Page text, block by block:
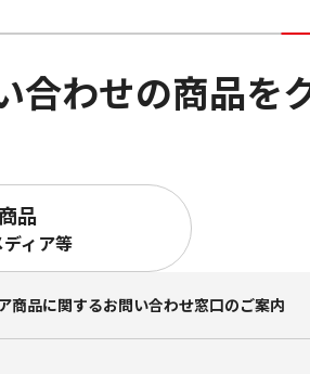
合わせの商品を
品
ィア等
商品に関するお問い合わせ窓口のご案内